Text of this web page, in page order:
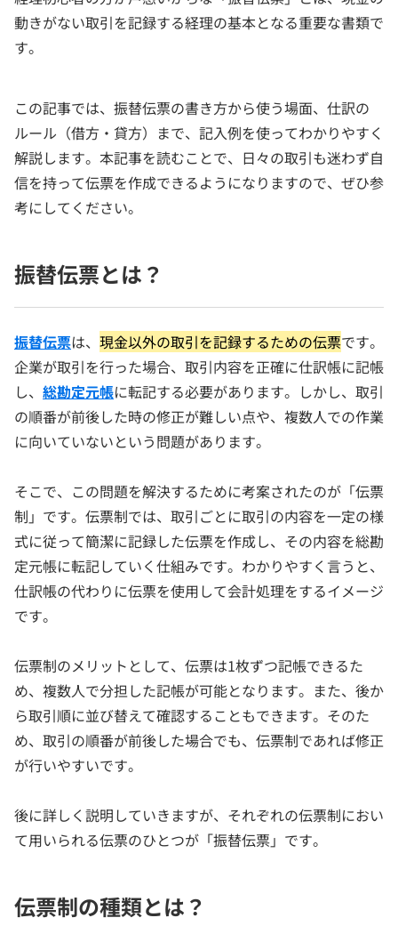
動きがない取引を記録する経理の基本となる重要な書類で
す。
この記事では、振替伝票の書き方から使う場面、仕訳の
ルール（借方・貸方）まで、記入例を使ってわかりやすく
解説します。本記事を読むことで、日々の取引も迷わず自
信を持って伝票を作成できるようになりますので、ぜひ参
考にしてください。
振替伝票とは？
振替伝票は、 現金以外の取引を記録するための伝票です。
企業が取引を行った場合、取引内容を正確に仕訳帳に記帳
し、 総勘定元帳に転記する必要があります。しかし、取引
の順番が前後した時の修正が難しい点や、複数人での作業
に向いていないという問題があります。
そこで、この問題を解決するために考案されたのが「伝票
制」です。伝票制では、取引ごとに取引の内容を一定の様
式に従って簡潔に記録した伝票を作成し、その内容を総勘
定元帳に転記していく仕組みです。わかりやすく言うと、
仕訳帳の代わりに伝票を使用して会計処理をするイメージ
です。
伝票制のメリットとして、伝票は1枚ずつ記帳できるた
め、複数人で分担した記帳が可能となります。また、後か
ら取引順に並び替えて確認することもできます。そのた
め、取引の順番が前後した場合でも、伝票制であれば修正
が行いやすいです。
後に詳しく説明していきますが、それぞれの伝票制におい
て用いられる伝票のひとつが「振替伝票」です。
伝票制の種類とは？